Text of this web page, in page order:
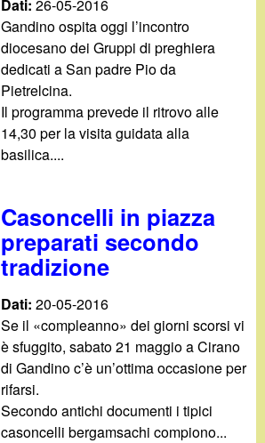
i
c
e
r
c
Dati:26-05-2016
Gandino ospita oggi l’incontro
diocesano dei Gruppi di preghiera
dedicati a San padre Pio da
Pietrelcina.
Il programma prevede il ritrovo alle
14,30 per la visita guidata alla
basilica....
Casoncelli in piazza
preparati secondo
tradizione
Dati:20-05-2016
Se il «compleanno» dei giorni scorsi vi
è sfuggito, sabato 21 maggio a Cirano
di Gandino c’è un’ottima occasione per
rifarsi.
Secondo antichi documenti i tipici
casoncelli bergamsachi compiono...